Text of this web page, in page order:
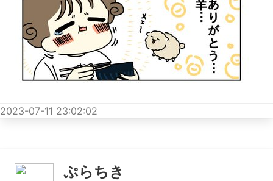
2023-07-11 23:02:02
ぷらちき